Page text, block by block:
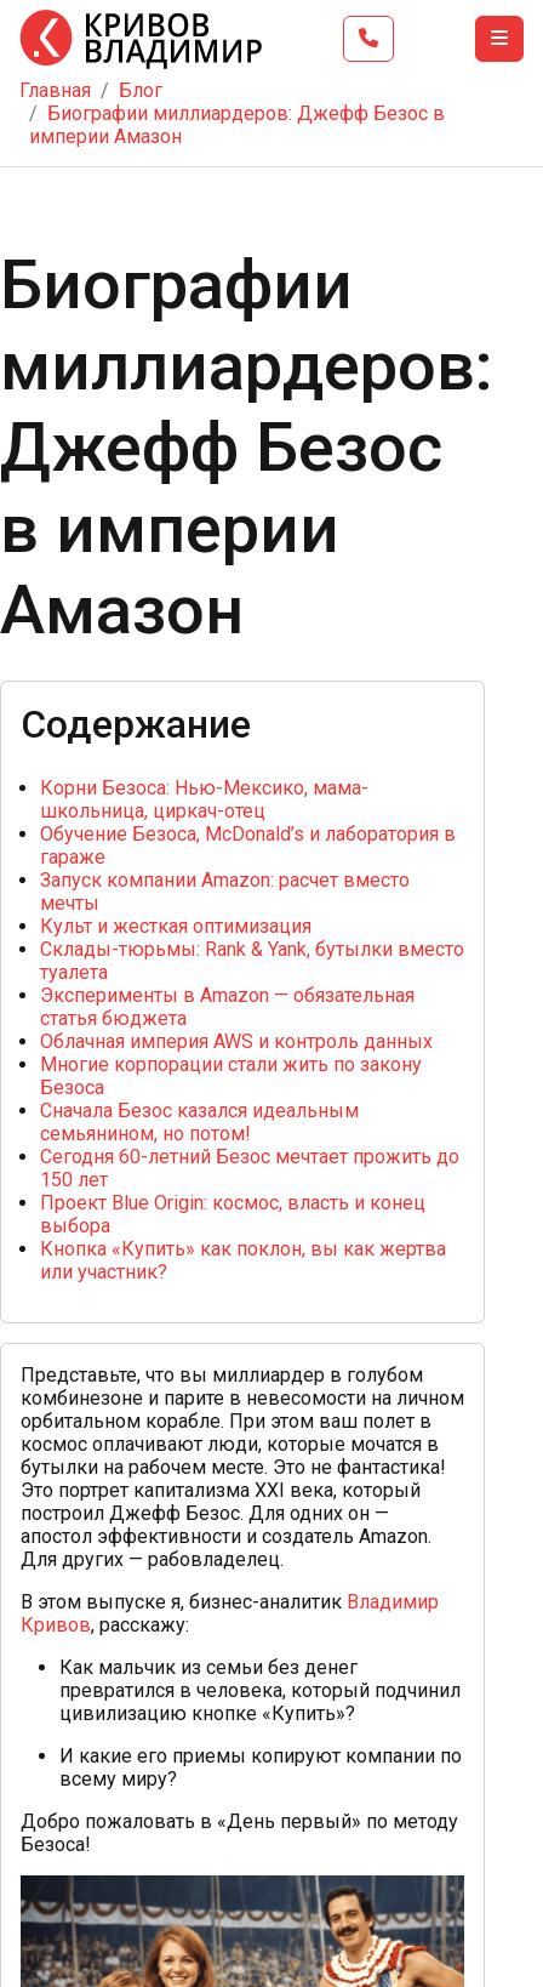
Главная
Тренинг
Услуги
Блог
Контакты
Главная
Блог
Биографии миллиардеров: Джефф Безос в
империи Амазон
Биографии
миллиардеров:
Джефф Безос
в империи
Амазон
Содержание
Корни Безоса: Нью-Мексико, мама-
школьница, циркач-отец
Обучение Безоса, McDonald’s и лаборатория в
гараже
Запуск компании Amazon: расчет вместо
мечты
Культ и жесткая оптимизация
Склады-тюрьмы: Rank & Yank, бутылки вместо
туалета
Эксперименты в Amazon — обязательная
статья бюджета
Облачная империя AWS и контроль данных
Многие корпорации стали жить по закону
Безоса
Сначала Безос казался идеальным
семьянином, но потом!
Сегодня 60-летний Безос мечтает прожить до
150 лет
Проект Blue Origin: космос, власть и конец
выбора
Кнопка «Купить» как поклон, вы как жертва
или участник?
Представьте, что вы миллиардер в голубом
комбинезоне и парите в невесомости на личном
орбитальном корабле. При этом ваш полет в
космос оплачивают люди, которые мочатся в
бутылки на рабочем месте. Это не фантастика!
Это портрет капитализма XXI века, который
построил Джефф Безос. Для одних он —
апостол эффективности и создатель Amazon.
Для других — рабовладелец.
В этом выпуске я, бизнес-аналитик Владимир
Кривов, расскажу:
Как мальчик из семьи без денег
превратился в человека, который подчинил
цивилизацию кнопке «Купить»?
И какие его приемы копируют компании по
всему миру?
Добро пожаловать в «День первый» по методу
Безоса!